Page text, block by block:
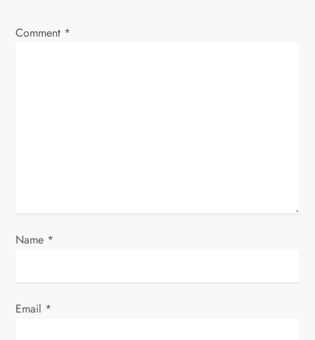
Comment *
Name *
Email *